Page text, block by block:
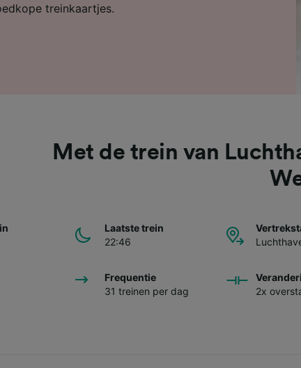
treinkaartjes.
Met de trein van
Laatste trein
22:46
Frequentie
31 treinen per dag
2x